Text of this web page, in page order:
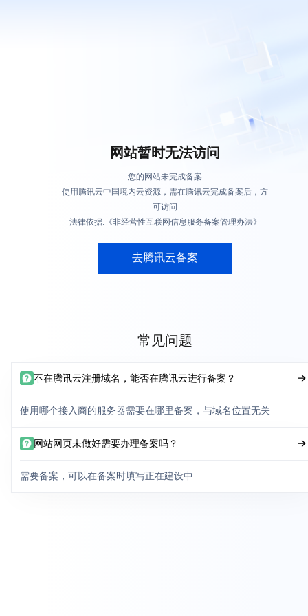
网站暂时无法访问
您的网站未完成备案
使用腾讯云中国境内云资源，需在腾讯云完成备案后，方
可访问
法律依据:《非经营性互联网信息服务备案管理办法》
去腾讯云备案
常见问题
不在腾讯云注册域名，能否在腾讯云进行备案？
使用哪个接入商的服务器需要在哪里备案，与域名位置无关
网站网页未做好需要办理备案吗？
需要备案，可以在备案时填写正在建设中